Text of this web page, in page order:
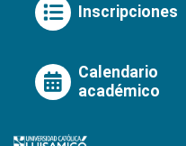
Inscripciones
Calendario
académico